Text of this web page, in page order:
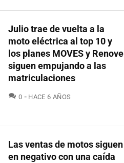
Julio trae de vuelta a la
moto eléctrica al top 10 y
los planes MOVES y Renove
siguen empujando a las
matriculaciones
0 COMENTARIOS
HACE 6 AÑOS
Las ventas de motos siguen
en negativo con una caída